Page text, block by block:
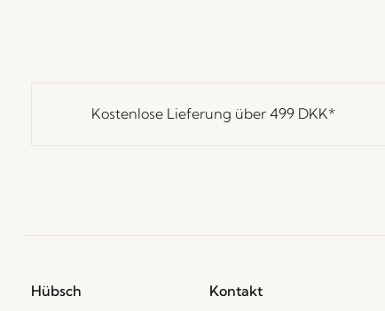
Kostenlose Lieferung über499 DKK*
Hübsch
Kontakt